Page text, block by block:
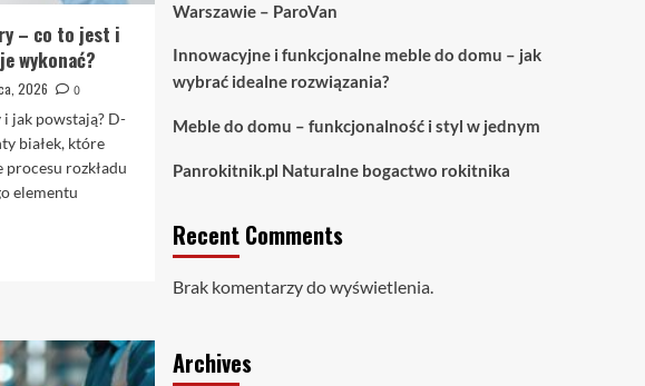
– co to jest i
wykonać?
2026
0
jak powstają? D-
białek, które
rozkładu
elementu
Warszawie – ParoVan
Innowacyjne i funkcjonalne meble do domu – jak
wybrać idealne rozwiązania?
Meble do domu – funkcjonalność i styl w jednym
Panrokitnik.pl Naturalne bogactwo rokitnika
Recent Comments
Brak komentarzy do wyświetlenia.
Archives